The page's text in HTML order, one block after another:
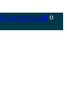
la comunidad o